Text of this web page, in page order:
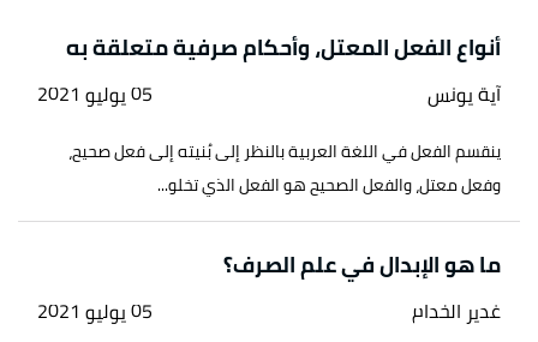
↑عبده الراجحي،التطبيق الصرفي، صفحة 12. بتصرّف.
↑سورة البقرة، آية:255
↑د محمد السامرائي،الصرف العربي أحكام ومعان،
صفحة 13-15. بتصرّف.
بتصرّف.
↑سورة آل عمران، آية:6-8
أنواع الفعل المعتل، وأحكام صرفية متعلقة به
آية يونس 05 يوليو 2021
ينقسم الفعل في اللغة العربية بالنظر إلى بُنيته إلى فعل صحيح،
وفعل معتل، والفعل الصحيح هو الفعل الذي تخلو...
ما هو الإبدال في علم الصرف؟
غدير الخدام 05 يوليو 2021